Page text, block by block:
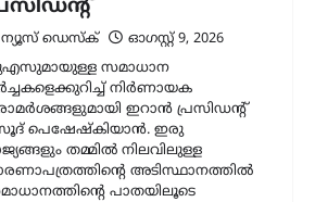
ന്യൂസ് ഡെസ്ക്
ഓഗസ്റ്റ്‌ 9, 2026
സമാധാന
നിർണായക
ഇറാൻ പ്രസിഡന്റ്
പെഷേഷ്കിയാൻ. ഇരു
തമ്മിൽ നിലവിലുള്ള
അടിസ്ഥാനത്തിൽ
പാതയിലൂടെ